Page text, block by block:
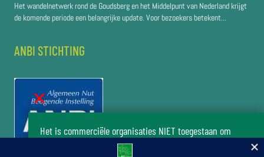
Het wandelnetwerk rond de Goudsberg en het Middelpunt van Nederland krijgt
de komende periode een belangrijke update. Voor bezoekers betekent...
ANBI STICHTING
Het is commerciële organisaties NIET toegestaan om
zonder toestemming van het bestuur van de stichting Het